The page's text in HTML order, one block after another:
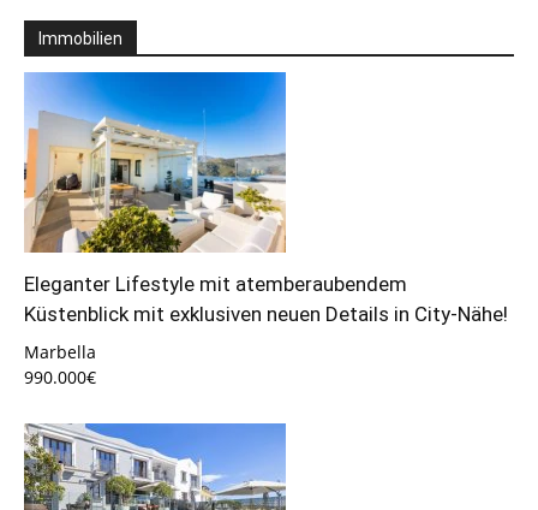
Immobilien
Eleganter Lifestyle mit atemberaubendem
Küstenblick mit exklusiven neuen Details in City-Nähe!
Marbella
990.000€